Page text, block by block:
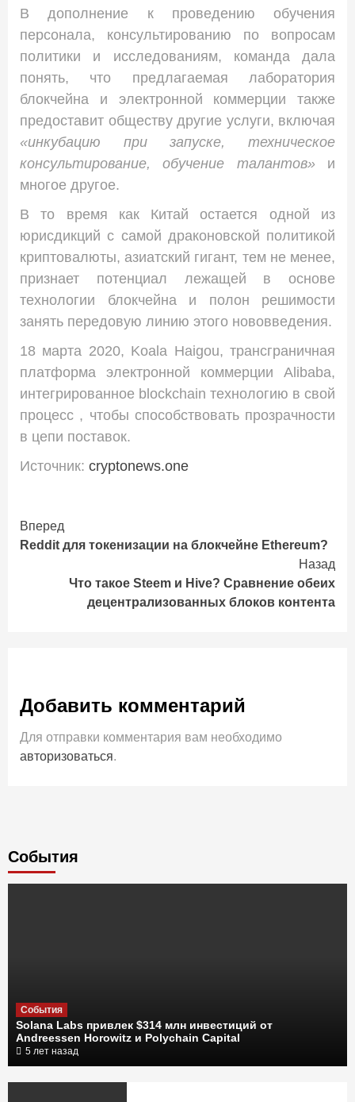
В дополнение к проведению обучения
персонала, консультированию по вопросам
политики и исследованиям, команда дала
понять, что предлагаемая лаборатория
блокчейна и электронной коммерции также
предоставит обществу другие услуги, включая
«инкубацию при запуске, техническое
консультирование, обучение талантов»и
многое другое.
В то время как Китай остается одной из
юрисдикций с самой драконовской политикой
криптовалюты, азиатский гигант, тем не менее,
признает потенциал лежащей в основе
технологии блокчейна и полон решимости
занять передовую линию этого нововведения.
18 марта 2020, Koala Haigou, трансграничная
платформа электронной коммерции Alibaba,
интегрированное blockchain технологию в свой
процесс , чтобы способствовать прозрачности
в цепи поставок.
Источник: cryptonews.one
Продолжить
чтение
Вперед
Reddit для токенизации на блокчейне Ethereum?
Назад
Что такое Steem и Hive? Сравнение обеих
децентрализованных блоков контента
Добавить комментарий
Для отправки комментария вам необходимо
авторизоваться.
Cобытия
События
Solana Labs привлек $314 млн инвестиций от
Andreessen Horowitz и Polychain Capital
5 лет назад